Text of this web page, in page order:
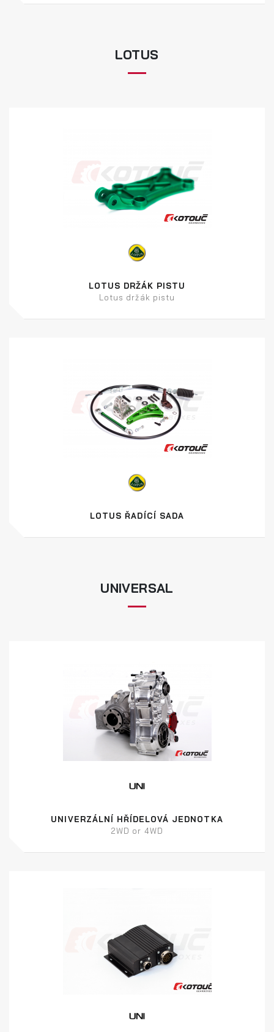
LOTUS
LOTUS DRŽÁK PISTU
Lotus držák pistu
LOTUS ŘADÍCÍ SADA
UNIVERSAL
UNIVERZÁLNÍ HŘÍDELOVÁ JEDNOTKA
2WD or 4WD